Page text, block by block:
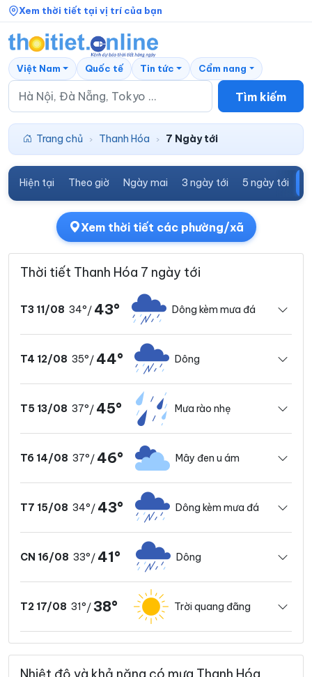
Xem thời tiết tại vị trí của bạn
Tìm kiếm
Việt Nam Quốc tế Tin tức Cẩm nang
Trang chủ › Thanh Hóa › 7 Ngày tới
Hiện tại Theo giờ Ngày mai 3 ngày tới 5 ngày tới
Xem thời tiết các phường/xã
Thời tiết Thanh Hóa 7 ngày tới
T3 11/08 34°/ 43° Dông kèm mưa đá
T4 12/08 35°/ 44° Dông
T5 13/08 37°/ 45° Mưa rào nhẹ
T6 14/08 37°/ 46° Mây đen u ám
T7 15/08 34°/ 43° Dông kèm mưa đá
CN 16/08 33°/ 41° Dông
T2 17/08 31°/ 38° Trời quang đãng